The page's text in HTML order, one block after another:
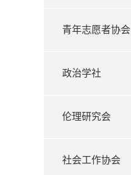
青年志愿者协会
政治学社
伦理研究会
社会工作协会